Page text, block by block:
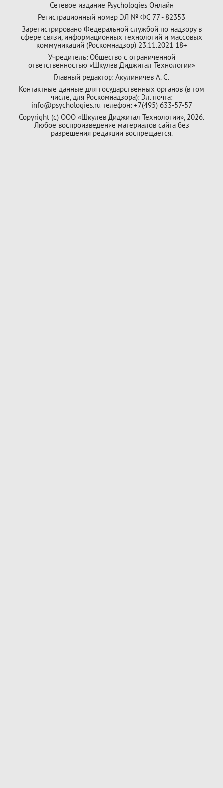
Сетевое издание Psychologies Онлайн
Регистрационный номер ЭЛ № ФС 77 - 82353
Зарегистрировано Федеральной службой по надзору в
сфере связи, информационных технологий и массовых
коммуникаций (Роскомнадзор) 23.11.2021 18+
Учредитель: Общество с ограниченной
ответственностью «Шкулёв Диджитал Технологии»
Главный редактор: Акулиничев А. С.
Контактные данные для государственных органов (в том
числе, для Роскомнадзора): Эл. почта:
info@psychologies.ru телефон: +7(495) 633-57-57
Copyright (с) ООО «Шкулёв Диджитал Технологии», 2026.
Любое воспроизведение материалов сайта без
разрешения редакции воспрещается.